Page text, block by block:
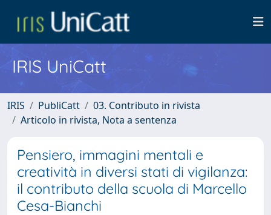
IRIS UniCatt
IRIS PubliCatt
03. Contributo in rivista
Articolo in rivista, Nota a sentenza
Pensiero, immagini mentali e
creatività in diversi stati di vigilanza:
il contributo della scuola di Marcello
Cesa-Bianchi